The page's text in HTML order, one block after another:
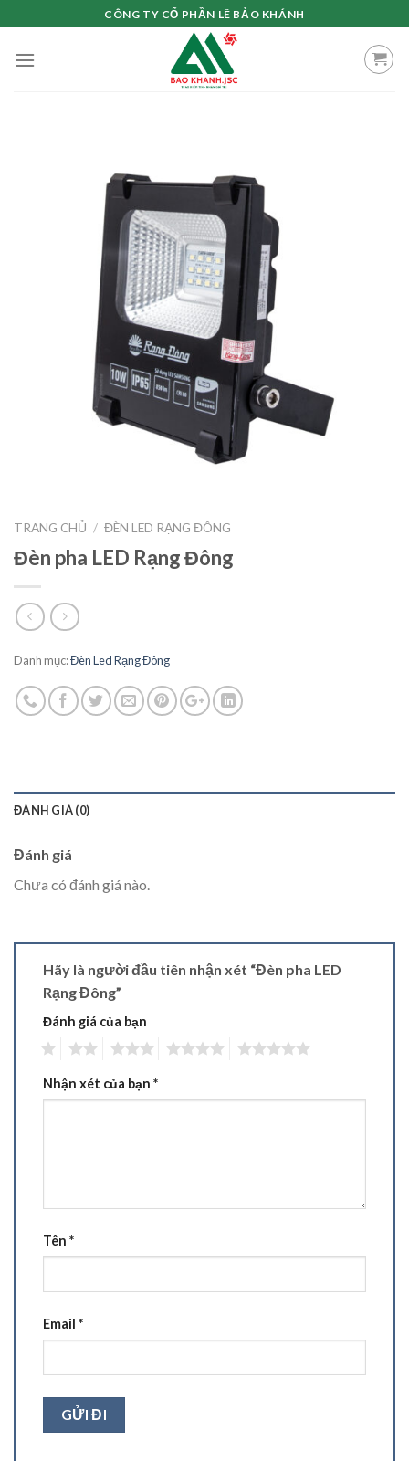
content
CÔNG TY CỔ PHẦN LÊ BẢO KHÁNH
TRANG CHỦ / ĐÈN LED RẠNG ĐÔNG
Đèn pha LED Rạng Đông
Danh mục:Đèn Led Rạng Đông
ĐÁNH GIÁ (0)
Đánh giá
Chưa có đánh giá nào.
Hãy là người đầu tiên nhận xét “Đèn pha LED
Rạng Đông”
Đánh giá của bạn
Nhận xét của bạn *
Tên *
Email *